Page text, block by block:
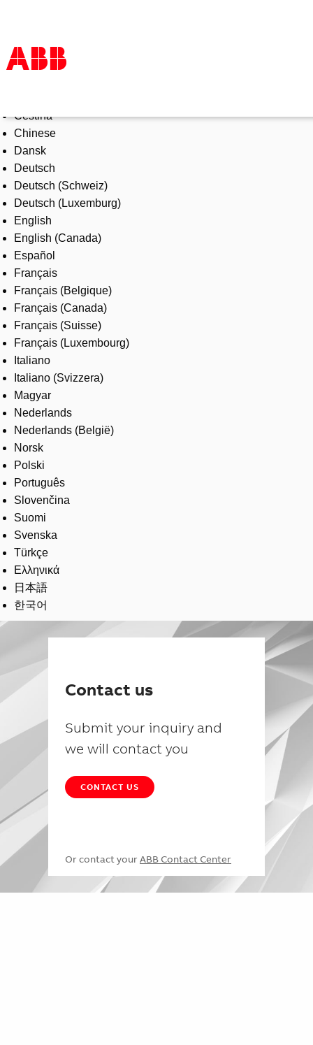
Products & Solutions
Industries
Services
About us
Where to buy
Contact us
Careers
Čeština
Chinese
Dansk
Deutsch
Deutsch (Schweiz)
Deutsch (Luxemburg)
English
English (Canada)
Español
Français
Français (Belgique)
Français (Canada)
Français (Suisse)
Français (Luxembourg)
Italiano
Italiano (Svizzera)
Magyar
Nederlands
Nederlands (België)
Norsk
Polski
Português
Slovenčina
Suomi
Svenska
Türkçe
Ελληνικά
日本語
한국어
Contact us
Submit your inquiry and
we will contact you
CONTACT US
Or contact your ABB Contact Center